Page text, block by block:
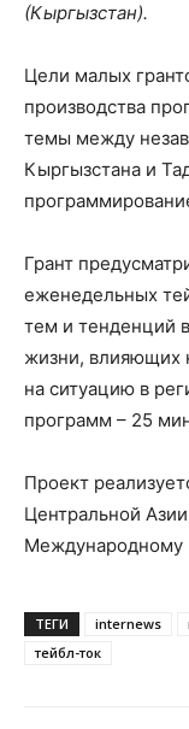
(Кыргызстан).
Цели малых
производства
темы между
Кыргызстана и
Грант
еженедельных
тем и тенденций
жизни, влияющих
на ситуацию в
программ – 25
Проект
Центральной
Международному
ТЕГИ internews
тейбл-ток